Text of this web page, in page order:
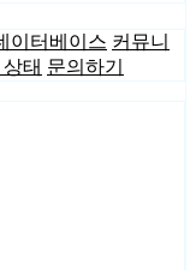
이터베이스 커뮤니
태 문의하기